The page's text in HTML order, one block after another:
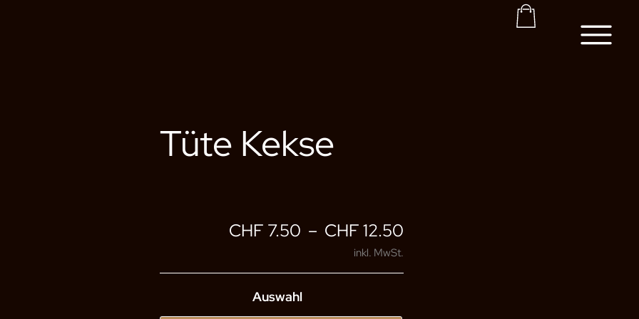
Korb
Tüte Kekse
CHF 7.50 – CHF12.50
inkl. MwSt.
Auswahl